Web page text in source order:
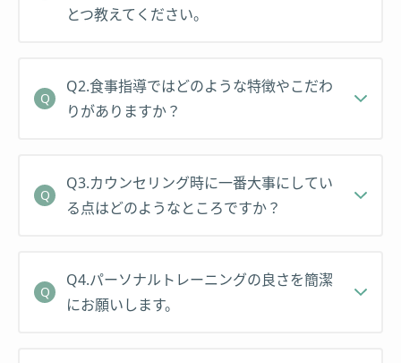
とつ教えてください。
Q2.⾷事指導ではどのような特徴やこだわ
りがありますか？
Q3.カウンセリング時に⼀番⼤事にしてい
る点はどのようなところですか？
Q4.パーソナルトレーニングの良さを簡潔
にお願いします。